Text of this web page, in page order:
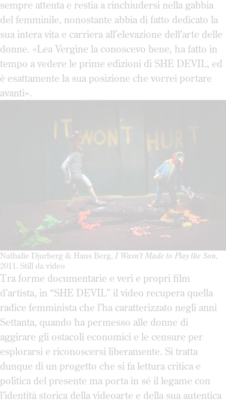
sempre attenta e restia a rinchiudersi nella gabbia
del femminile, nonostante abbia di fatto dedicato la
sua intera vita e carriera all’elevazione dell’arte delle
donne. «Lea Vergine la conoscevo bene, ha fatto in
tempo a vedere le prime edizioni di SHE DEVIL, ed
è esattamente la sua posizione che vorrei portare
avanti».
Nathalie Djurberg & Hans Berg, I Wasn’t Made to Play the Son,
2011. Still da video
Tra forme documentarie e veri e propri film
d’artista, in “SHE DEVIL” il video recupera quella
radice femminista che l’ha caratterizzato negli anni
Settanta, quando ha permesso alle donne di
aggirare gli ostacoli economici e le censure per
esplorarsi e riconoscersi liberamente. Si tratta
dunque di un progetto che si fa lettura critica e
politica del presente ma porta in sé il legame con
l’identità storica della videoarte e della sua autentica